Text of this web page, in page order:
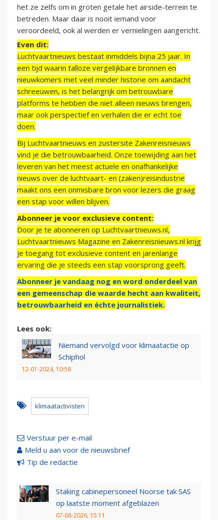
het ze zelfs om in groten getale het airside-terrein te
betreden. Maar daar is nooit iemand voor
veroordeeld, ook al werden er vernielingen aangericht.
Even dit:
Luchtvaartnieuws bestaat inmiddels bijna 25 jaar. In
een tijd waarin talloze vergelijkbare bronnen en
nieuwkomers met veel minder historie om aandacht
schreeuwen, is het belangrijk om betrouwbare
platforms te hebben die niet alleen nieuws brengen,
maar ook perspectief en verhalen die er echt toe
doen.
Bij Luchtvaartnieuws en zustersite Zakenreisnieuws
vind je die betrouwbaarheid. Onze toewijding aan het
leveren van het meest actuele en onafhankelijke
nieuws over de luchtvaart- en (zaken)reisindustrie
maakt ons een onmisbare bron voor lezers die graag
een stap voor willen blijven.
Abonneer je voor exclusieve content:
Door je te abonneren op Luchtvaartnieuws.nl,
Luchtvaartnieuws Magazine en Zakenreisnieuws.nl krijg
je toegang tot exclusieve content en jarenlange
ervaring die je steeds een stap voorsprong geeft.
Abonneer je vandaag nog en word onderdeel van
een gemeenschap die waarde hecht aan kwaliteit,
betrouwbaarheid en échte journalistiek.
Lees ook:
Niemand vervolgd voor klimaatactie op
Schiphol
12-01-2024, 10:58
klimaatactivisten
Verstuur per e-mail
Meld u aan voor de nieuwsbrief
Tip de redactie
Staking cabinepersoneel Noorse tak SAS
op laatste moment afgeblazen
07-08-2026, 15:11